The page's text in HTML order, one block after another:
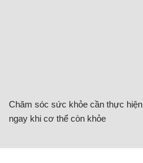
Chăm sóc sức khỏe cần thực hiện
ngay khi cơ thể còn khỏe